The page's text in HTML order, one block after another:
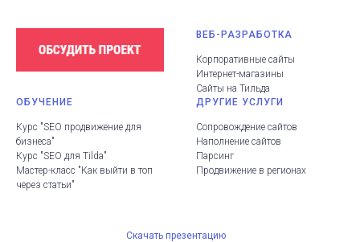
ВЕБ-РАЗРАБОТКА
Корпоративные сайты
Интернет-магазины
Сайты на Тильда
ОБУЧЕНИЕ
Курс "SEO продвижение для
бизнеса"
Курс "SEO для Tilda"
Мастер-класс "Как выйти в топ
через статьи"
ДРУГИЕ УСЛУГИ
Сопровождение сайтов
Наполнение сайтов
Парсинг
Продвижение в регионах
Скачать презентацию